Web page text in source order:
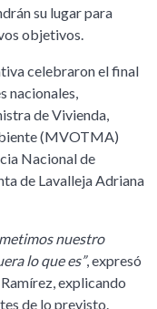
su lugar para
objetivos.
celebraron el final
nacionales,
de Vivienda,
(MVOTMA)
Nacional de
de Lavalleja Adriana
nuestro
lo que es”, expresó
explicando
de lo previsto.